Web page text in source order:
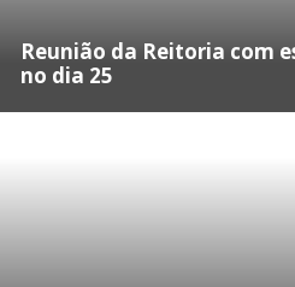
Reunião da Reitoria com
no dia 25